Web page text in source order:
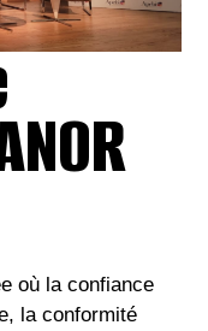
où la confiance
la conformité